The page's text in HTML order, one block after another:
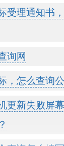
受理通知书
询网
，怎么查询
更新失败屏